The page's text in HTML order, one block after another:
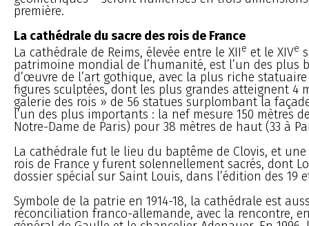
première.
La cathédrale du sacre des rois de France
La cathédrale de Reims, élevée entre le XIIe et le XIVe
patrimoine mondial de l’humanité, est l’un des plus
d’œuvre de l’art gothique, avec la plus riche statuaire
figures sculptées, dont les plus grandes atteignent 4
galerie des rois » de 56 statues surplombant la
l’un des plus importants : la nef mesure 150 mètres
Notre-Dame de Paris) pour 38 mètres de haut (33 à
La cathédrale fut le lieu du baptême de Clovis, et
rois de France y furent solennellement sacrés, dont
dossier spécial sur Saint Louis, dans l’édition des 19
Symbole de la patrie en 1914-18, la cathédrale est
réconciliation franco-allemande, avec la rencontre,